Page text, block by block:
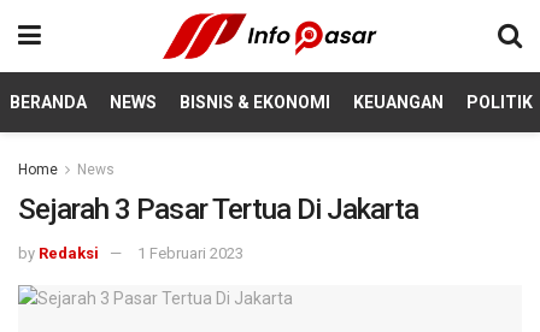
BERANDA NEWS BISNIS & EKONOMI KEUANGAN POLITIK
Home News
Sejarah 3 Pasar Tertua Di Jakarta
by Redaksi 1 Februari 2023